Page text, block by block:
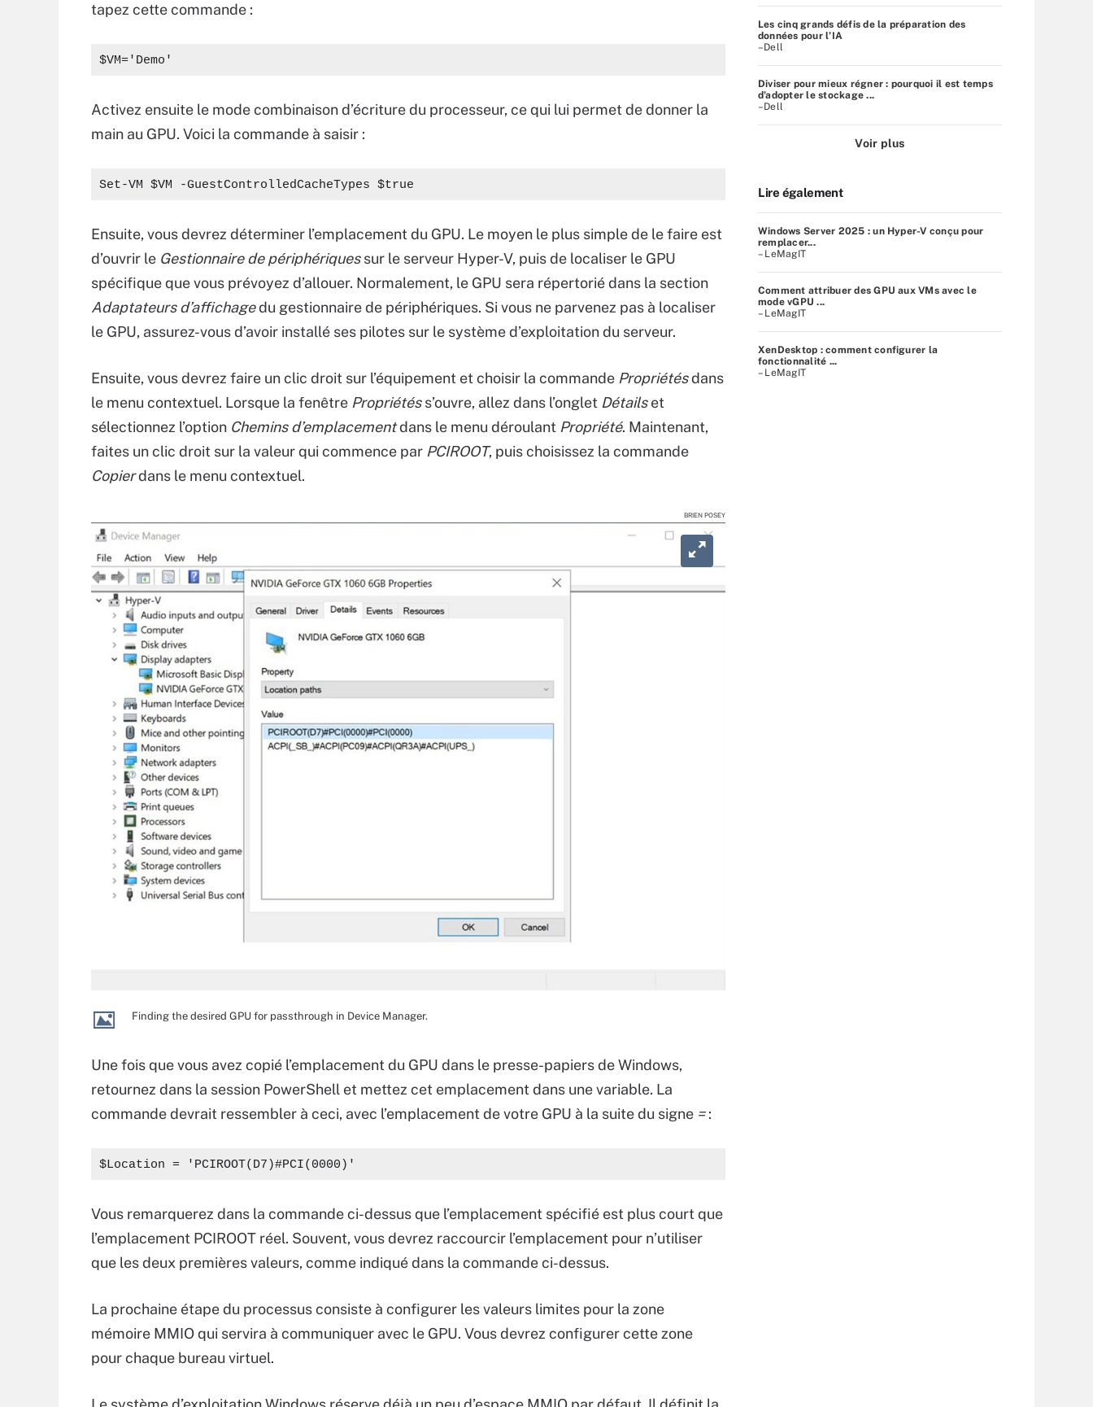
tapez cette commande :
$VM='Demo'
Activez ensuite le mode combinaison d’écriture du processeur, ce qui lui permet de donner la
main au GPU. Voici la commande à saisir :
Set-VM $VM -GuestControlledCacheTypes $true
Ensuite, vous devrez déterminer l’emplacement du GPU. Le moyen le plus simple de le faire est
d’ouvrir le Gestionnaire de périphériquessur le serveur Hyper-V, puis de localiser le GPU
spécifique que vous prévoyez d’allouer. Normalement, le GPU sera répertorié dans la section
Adaptateurs d’affichagedu gestionnaire de périphériques. Si vous ne parvenez pas à localiser
le GPU, assurez-vous d’avoir installé ses pilotes sur le système d’exploitation du serveur.
Ensuite, vous devrez faire un clic droit sur l’équipement et choisir la commande Propriétésdans
le menu contextuel. Lorsque la fenêtre Propriétéss’ouvre, allez dans l’onglet Détailset
sélectionnez l’option Chemins d’emplacementdans le menu déroulant Propriété. Maintenant,
faites un clic droit sur la valeur qui commence par PCIROOT, puis choisissez la commande
Copierdans le menu contextuel.
BRIEN POSEY
Finding the desired GPU for passthrough in Device Manager.
Une fois que vous avez copié l’emplacement du GPU dans le presse-papiers de Windows,
retournez dans la session PowerShell et mettez cet emplacement dans une variable. La
commande devrait ressembler à ceci, avec l’emplacement de votre GPU à la suite du signe =:
$Location = 'PCIROOT(D7)#PCI(0000)'
Vous remarquerez dans la commande ci-dessus que l’emplacement spécifié est plus court que
l’emplacement PCIROOT réel. Souvent, vous devrez raccourcir l’emplacement pour n’utiliser
que les deux premières valeurs, comme indiqué dans la commande ci-dessus.
La prochaine étape du processus consiste à configurer les valeurs limites pour la zone
mémoire MMIO qui servira à communiquer avec le GPU. Vous devrez configurer cette zone
pour chaque bureau virtuel.
Les cinq grands défis de la préparation des
données pour l’IA
–Dell
Diviser pour mieux régner : pourquoi il est temps
d’adopter le stockage ...
–Dell
Voir plus
Lire également
Windows Server 2025 : un Hyper-V conçu pour
remplacer...
– LeMagIT
Comment attribuer des GPU aux VMs avec le
mode vGPU ...
– LeMagIT
XenDesktop : comment configurer la
fonctionnalité ...
– LeMagIT